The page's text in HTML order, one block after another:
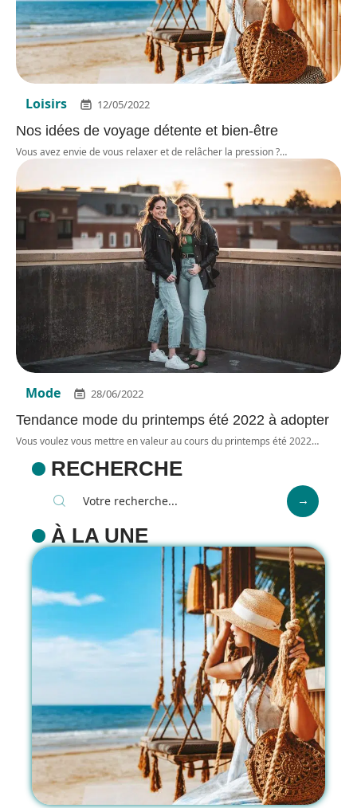
Loisirs 12/05/2022
Nos idées de voyage détente et bien-être
Vous avez envie de vous relaxer et de relâcher la pression ?…
Mode 28/06/2022
Tendance mode du printemps été 2022 à adopter
Vous voulez vous mettre en valeur au cours du printemps été 2022…
RECHERCHE
À LA UNE